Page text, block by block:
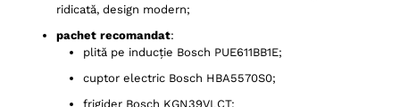
ridicată, design modern;
pachet recomandat:
plită pe inducție Bosch PUE611BB1E;
cuptor electric Bosch HBA5570S0;
frigider Bosch KGN39VLCT;